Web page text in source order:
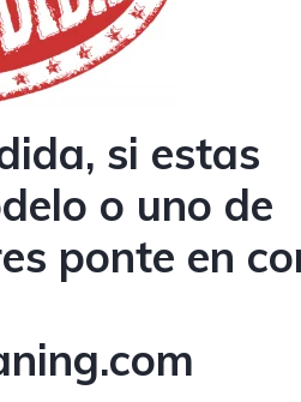
si estas
o uno de
ponte en